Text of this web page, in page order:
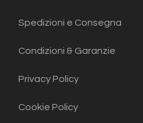
Spedizioni e Consegna
Condizioni & Garanzie
Privacy Policy
Cookie Policy